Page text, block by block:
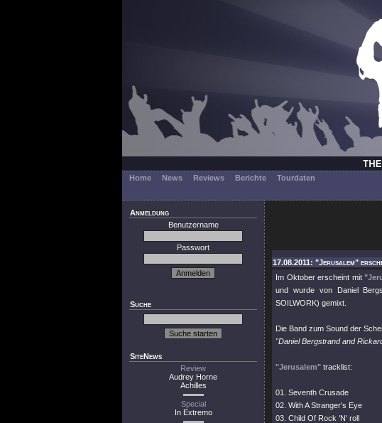
Home News Reviews Berichte
Tourdaten
Anmeldung
Benutzername
Passwort
Suche
SiteNews
Review
Audrey Horne
Achilles
Special
In Extremo
17.08.2011: "Jerusalem"
Im Oktober erscheint mit
und wurde von Daniel
SOILWORK) gemixt.
Die Band zum Sound der
"Daniel Bergstrand and
"Jerusalem" tracklist:
01. Seventh Crusade
02. With A Stranger's Eye
03. Child Of Rock 'N' roll